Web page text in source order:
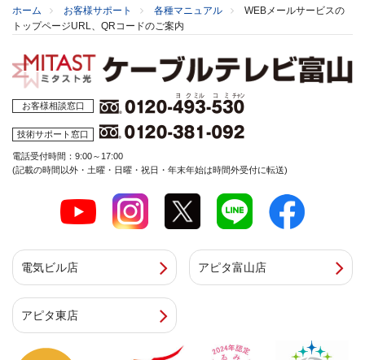
ホーム お客様サポート 各種マニュアル
WEBメールサービスの
トップページURL、QRコードのご案内
お客様相談窓口
技術サポート窓口
電話受付時間：9:00～17:00
(記載の時間以外・土曜・日曜・祝日・年末年始は時間外受付に転送)
電気ビル店 アピタ富山店
アピタ東店